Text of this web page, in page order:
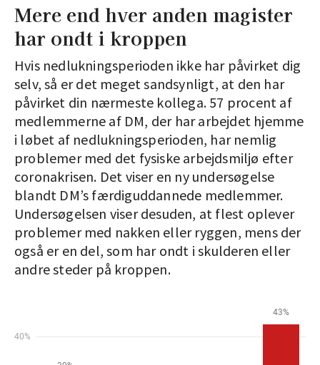
Mere end hver anden magister
har ondt i kroppen
Hvis nedlukningsperioden ikke har påvirket dig
selv, så er det meget sandsynligt, at den har
påvirket din nærmeste kollega. 57 procent af
medlemmerne af DM, der har arbejdet hjemme
i løbet af nedlukningsperioden, har nemlig
problemer med det fysiske arbejdsmiljø efter
coronakrisen. Det viser en ny undersøgelse
blandt DM’s færdiguddannede medlemmer.
Undersøgelsen viser desuden, at flest oplever
problemer med nakken eller ryggen, mens der
også er en del, som har ondt i skulderen eller
andre steder på kroppen.